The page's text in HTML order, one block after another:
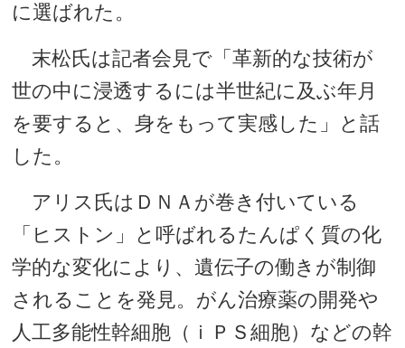
に選ばれた。
末松氏は記者会見で「革新的な技術が
世の中に浸透するには半世紀に及ぶ年月
を要すると、身をもって実感した」と話
した。
アリス氏はＤＮＡが巻き付いている
「ヒストン」と呼ばれるたんぱく質の化
学的な変化により、遺伝子の働きが制御
されることを発見。がん治療薬の開発や
人工多能性幹細胞（ｉＰＳ細胞）などの幹